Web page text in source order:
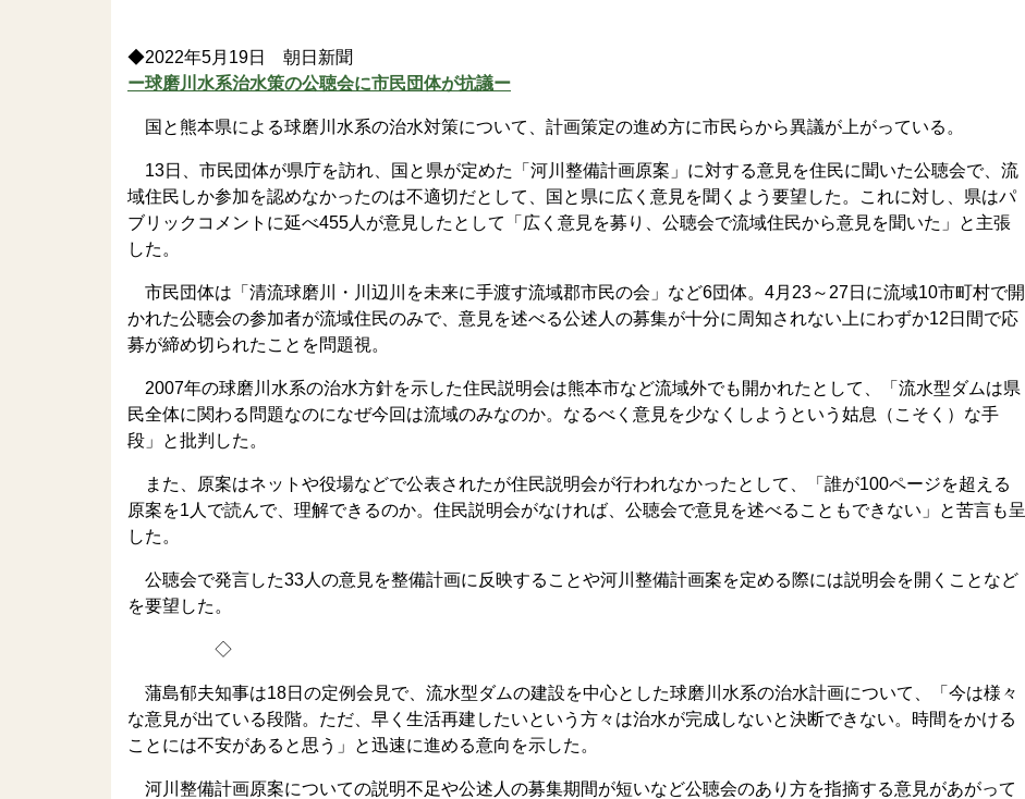
◆2022年5月19日 朝日新聞
ー球磨川水系治水策の公聴会に市民団体が抗議ー
国と熊本県による球磨川水系の治水対策について、計画策定の進め方に市民らから異議が上がっている。
13日、市民団体が県庁を訪れ、国と県が定めた「河川整備計画原案」に対する意見を住民に聞いた公聴会で、流
域住民しか参加を認めなかったのは不適切だとして、国と県に広く意見を聞くよう要望した。これに対し、県はパ
ブリックコメントに延べ455人が意見したとして「広く意見を募り、公聴会で流域住民から意見を聞いた」と主張
した。
市民団体は「清流球磨川・川辺川を未来に手渡す流域郡市民の会」など6団体。4月23～27日に流域10市町村で開
かれた公聴会の参加者が流域住民のみで、意見を述べる公述人の募集が十分に周知されない上にわずか12日間で応
募が締め切られたことを問題視。
2007年の球磨川水系の治水方針を示した住民説明会は熊本市など流域外でも開かれたとして、「流水型ダムは県
民全体に関わる問題なのになぜ今回は流域のみなのか。なるべく意見を少なくしようという姑息（こそく）な手
段」と批判した。
また、原案はネットや役場などで公表されたが住民説明会が行われなかったとして、「誰が100ページを超える
原案を1人で読んで、理解できるのか。住民説明会がなければ、公聴会で意見を述べることもできない」と苦言も呈
した。
公聴会で発言した33人の意見を整備計画に反映することや河川整備計画案を定める際には説明会を開くことなど
を要望した。
◇
蒲島郁夫知事は18日の定例会見で、流水型ダムの建設を中心とした球磨川水系の治水計画について、「今は様々
な意見が出ている段階。ただ、早く生活再建したいという方々は治水が完成しないと決断できない。時間をかける
ことには不安があると思う」と迅速に進める意向を示した。
河川整備計画原案についての説明不足や公述人の募集期間が短いなど公聴会のあり方を指摘する意見があがって